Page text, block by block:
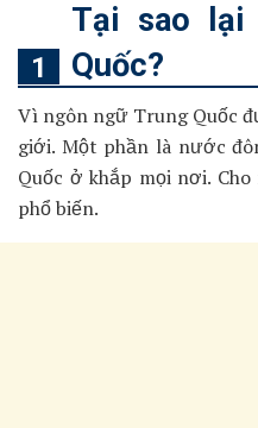
Tại sao lại
Quốc?
Vì ngôn ngữ Trung Quốc
giới. Một phần là nước
Quốc ở khắp mọi nơi.
phổ biến.